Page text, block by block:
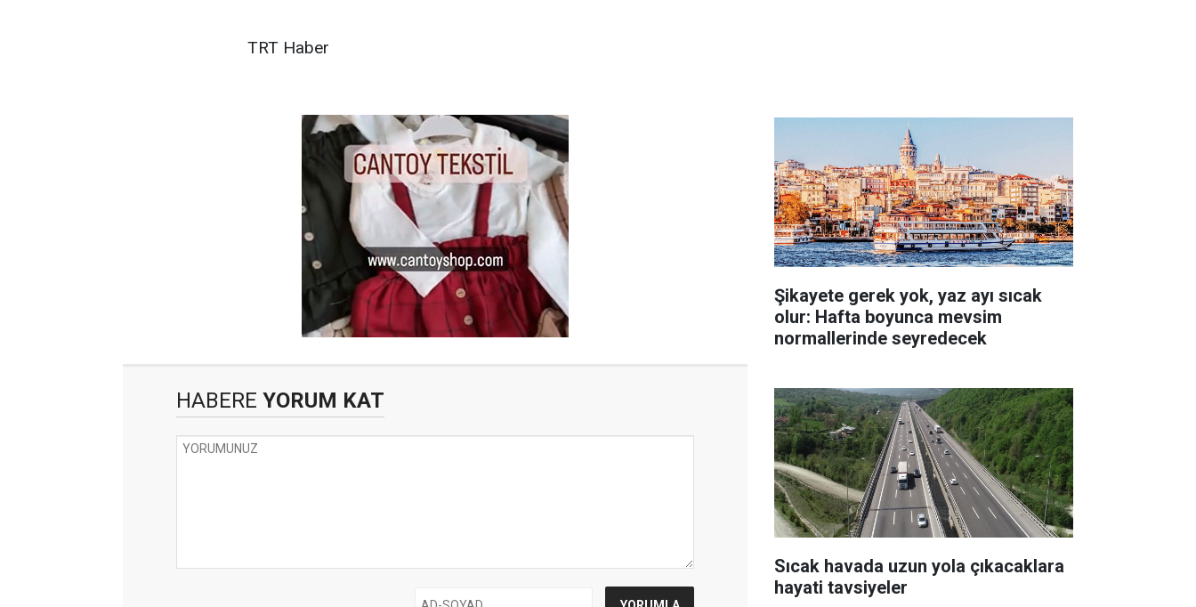
TRT Haber
HABERE YORUM KAT
Şikayete gerek yok, yaz ayı sıcak
olur: Hafta boyunca mevsim
normallerinde seyredecek
Sıcak havada uzun yola çıkacaklara
hayati tavsiyeler